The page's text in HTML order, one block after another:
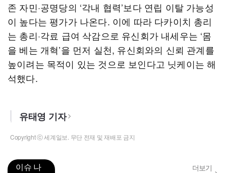
존 자민·공명당의 ‘각내 협력’보다 연립 이탈 가능성
이 높다는 평가가 나온다. 이에 따라 다카이치 총리
는 총리·각료 급여 삭감으로 유신회가 내세우는 ‘몸
을 베는 개혁’을 먼저 실천, 유신회와의 신뢰 관계를
높이려는 목적이 있는 것으로 보인다고 닛케이는 해
석했다.
유태영 기자
Copyright ⓒ 세계일보. 무단 전재 및 재배포 금지
이슈 나
더보기